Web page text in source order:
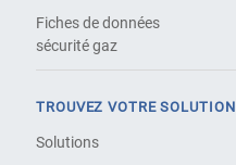
Fiches de données
sécurité gaz
TROUVEZ VOTRE SOLUTION
Solutions